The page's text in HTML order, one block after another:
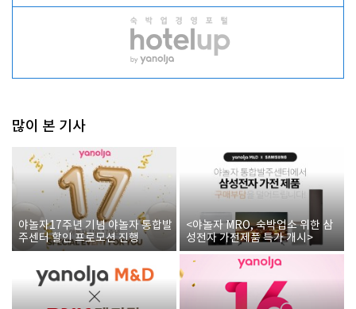
많이 본 기사
야놀자17주년 기념 야놀자 통합발
주센터 할인 프로모션 진행
<야놀자 MRO, 숙박업소 위한 삼
성전자 가전제품 특가 개시>